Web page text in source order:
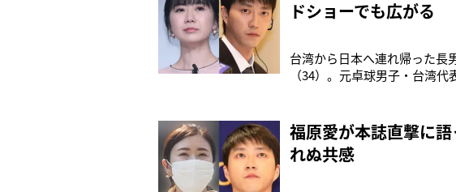
ドショーでも広がる
台湾から日本へ連れ帰った長
（34）。元卓球男子・台湾
護士（45）は、応じない場
の会見が行われる前と後にそ
福原愛が本誌直撃に
れぬ共感